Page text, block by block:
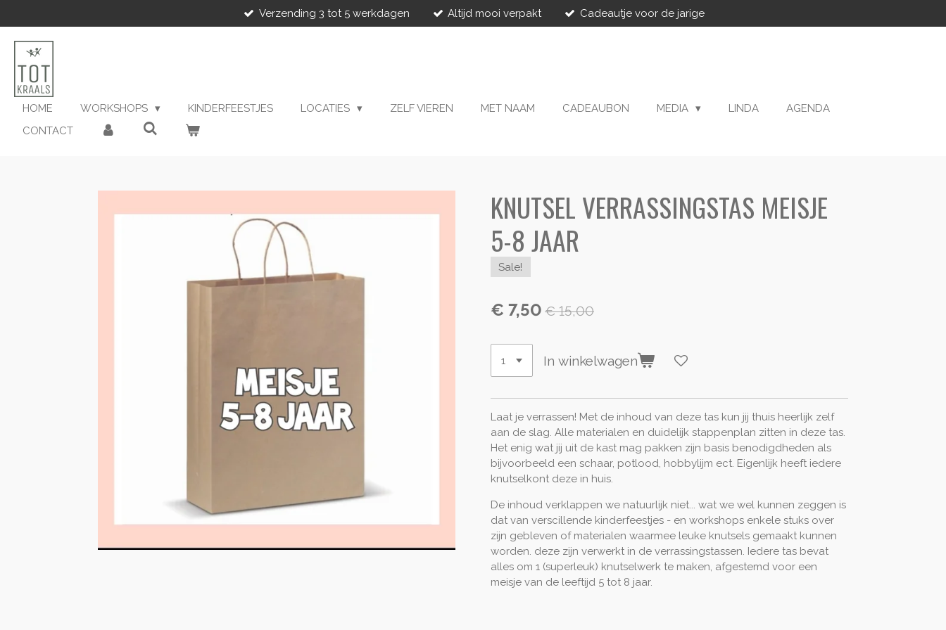
direct
naar
Verzending 3 tot 5 werkdagen Altijd mooi verpakt Cadeautje voor de jarige
HOME WORKSHOPS KINDERFEESTJES LOCATIES ZELF VIEREN MET NAAM CADEAUBON MEDIA LINDA
AGENDA
CONTACT
KNUTSEL VERRASSINGSTAS MEISJE
5-8 JAAR
Sale!
€ 7,50 € 15,00
In winkelwagen
Laat je verrassen! Met de inhoud van deze tas kun jij thuis heerlijk zelf
aan de slag. Alle materialen en duidelijk stappenplan zitten in deze tas.
Het enig wat jij uit de kast mag pakken zijn basis benodigdheden als
bijvoorbeeld een schaar, potlood, hobbylijm ect. Eigenlijk heeft iedere
knutselkont deze in huis.
De inhoud verklappen we natuurlijk niet... wat we wel kunnen zeggen is
dat van verscillende kinderfeestjes - en workshops enkele stuks over
zijn gebleven of materialen waarmee leuke knutsels gemaakt kunnen
worden. deze zijn verwerkt in de verrassingstassen. Iedere tas bevat
alles om 1 (superleuk) knutselwerk te maken, afgestemd voor een
meisje van de leeftijd 5 tot 8 jaar.